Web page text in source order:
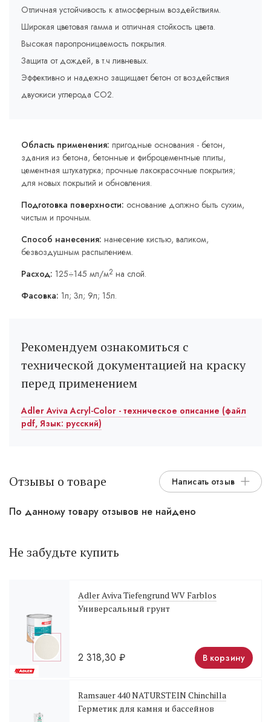
Отличная устойчивость к атмосферным воздействиям.
Широкая цветовая гамма и отличная стойкость цвета.
Высокая паропроницаемость покрытия.
Защита от дождей, в т.ч ливневых.
Эффективно и надежно защищает бетон от воздействия
двуокиси углерода СО2.
Область применения: пригодные основания - бетон,
здания из бетона, бетонные и фиброцементные плиты,
цементная штукатурка; прочные лакокрасочные покрытия;
для новых покрытий и обновления.
Подготовка поверхности: основание должно быть сухим,
чистым и прочным.
Способ нанесения: нанесение кистью, валиком,
безвоздушным распылением.
Расход: 125÷145 мл/м2 на слой.
Фасовка: 1л; 3л; 9л; 15л.
Рекомендуем ознакомиться с
технической документацией на краску
перед применением
Adler Aviva Acryl-Color - техническое описание (файл
pdf, Язык: русский)
Отзывы о товаре Написать отзыв
По данному товару отзывов не найдено
Не забудьте купить
Adler Aviva Tiefengrund WV Farblos
Универсальный грунт
2 318,30 ₽ В корзину
Ramsauer 440 NATURSTEIN Chinchilla
Герметик для камня и бассейнов